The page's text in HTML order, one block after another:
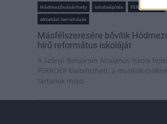
Hódmezővásárhely iskolaépítés
FERROÉP Zrt.
oktatási beruházás
Másfélszeresére bővítik
hírű református iskoláját
A Szőnyi Benjámin Általános Iskola
FERROÉP kivitelezheti; a munkák
tartanak majd.